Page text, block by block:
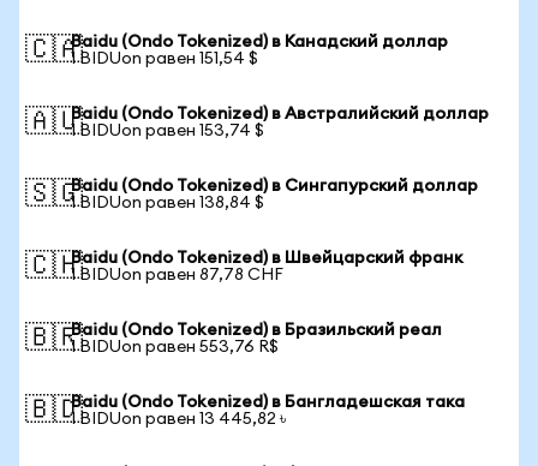
🇨🇦Baidu (Ondo Tokenized) в Канадский доллар
1 BIDUon равен 151,54 $
🇦🇺Baidu (Ondo Tokenized) в Австралийский доллар
1 BIDUon равен 153,74 $
🇸🇬Baidu (Ondo Tokenized) в Сингапурский доллар
1 BIDUon равен 138,84 $
🇨🇭Baidu (Ondo Tokenized) в Швейцарский франк
1 BIDUon равен 87,78 CHF
🇧🇷Baidu (Ondo Tokenized) в Бразильский реал
1 BIDUon равен 553,76 R$
🇧🇩Baidu (Ondo Tokenized) в Бангладешская така
1 BIDUon равен 13 445,82 ৳